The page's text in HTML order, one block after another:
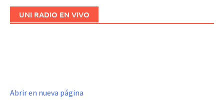
entradas
UNI RADIO EN VIVO
Abrir en nueva página